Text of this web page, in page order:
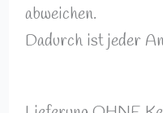
abweichen.
Dadurch ist jeder